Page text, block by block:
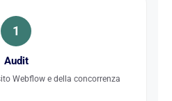
1
Audit
Webflow e della concorrenza